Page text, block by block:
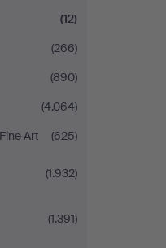
(12)
(266)
(890)
(4.064)
Art
(625)
(1.932)
(1.391)